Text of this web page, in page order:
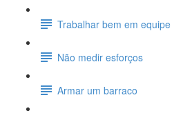
Trabalhar bem em equipe
Não medir esforços
Armar um barraco